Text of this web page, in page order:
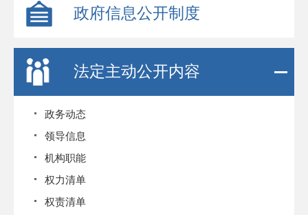
政府信息公开制度
法定主动公开内容
政务动态
领导信息
机构职能
权力清单
权责清单